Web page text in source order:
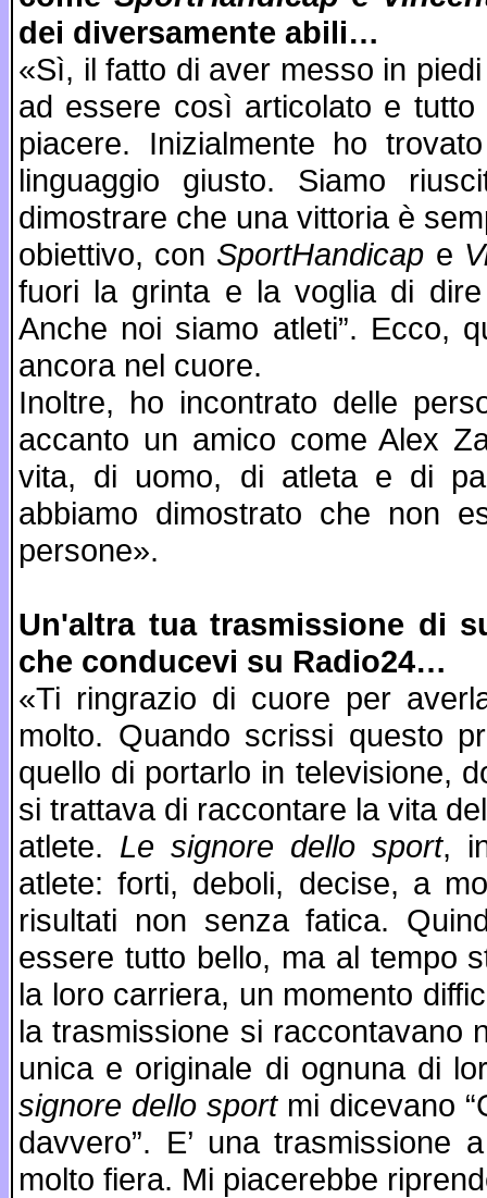
dei diversamente abili…
«Sì, il fatto di aver messo in
ad essere così articolato e
piacere. Inizialmente ho
linguaggio giusto. Siamo
dimostrare che una vittoria è
obiettivo, con SportHandicap e
fuori la grinta e la voglia di
Anche noi siamo atleti”. Ecco,
ancora nel cuore.
Inoltre, ho incontrato delle
accanto un amico come Alex
vita, di uomo, di atleta e di
abbiamo dimostrato che non
persone».
Un'altra tua trasmissione di
che conducevi su Radio24…
«Ti ringrazio di cuore per
molto. Quando scrissi questo
quello di portarlo in televisione,
si trattava di raccontare la vita
atlete. Le signore dello sport,
atlete: forti, deboli, decise, a
risultati non senza fatica.
essere tutto bello, ma al tempo
la loro carriera, un momento
la trasmissione si raccontavano
unica e originale di ognuna di
signore dello sport mi dicevano
davvero”. E’ una
molto fiera. Mi piacerebbe